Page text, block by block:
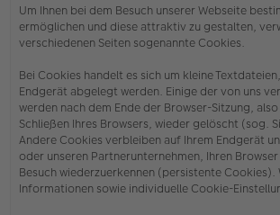
Um Ihnen bei dem Besuch unserer Webseite
ermöglichen und diese attraktiv zu gestalten,
verschiedenen Seiten sogenannte Cookies.
Bei Cookies handelt es sich um kleine
Endgerät abgelegt werden. Einige der von uns
werden nach dem Ende der Browser-Sitzung,
Schließen Ihres Browsers, wieder gelöscht (sog.
Andere Cookies verbleiben auf Ihrem Endgerät
oder unseren Partnerunternehmen, Ihren
Besuch wiederzuerkennen (persistente Cookies).
Informationen sowie individuelle Cookie-